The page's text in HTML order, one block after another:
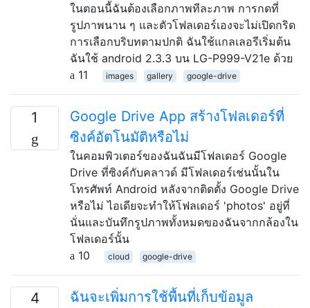
ในตอนนี้ฉันต้องเลือกภาพทีละภาพ การกดที่
รูปภาพนาน ๆ และตัวโฟลเดอร์เองจะไม่เปิดกริด
การเลือกบริบทตามปกติ ฉันใช้แกลเลอรีเริ่มต้น
ฉันใช้ android 2.3.3 บน LG-P999-V21e ด้วย
11
images gallery google-drive
1
Google Drive App สร้างโฟลเดอร์ที่
ซิงค์อัตโนมัติหรือไม่
ในคอมพิวเตอร์ของฉันฉันมีโฟลเดอร์ Google
Drive ที่ซิงค์กับคลาวด์ มีโฟลเดอร์เช่นนั้นใน
โทรศัพท์ Android หลังจากติดตั้ง Google Drive
หรือไม่ ไอเดียจะทำให้โฟลเดอร์ 'photos' อยู่ที่
นั่นและบันทึกรูปภาพทั้งหมดของฉันจากกล้องใน
โฟลเดอร์นั้น
10
cloud google-drive
4
ฉันจะเพิ่มการใช้พื้นที่เก็บข้อมูล